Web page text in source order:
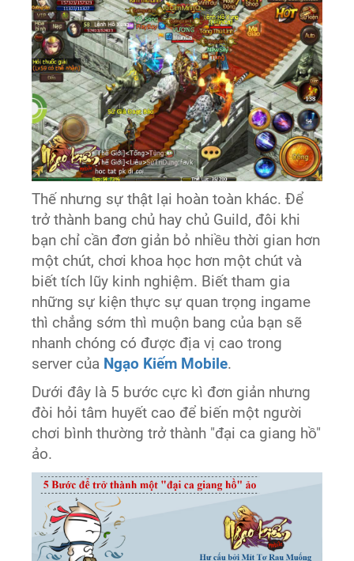
Thế nhưng sự thật lại hoàn toàn khác. Để
trở thành bang chủ hay chủ Guild, đôi khi
bạn chỉ cần đơn giản bỏ nhiều thời gian hơn
một chút, chơi khoa học hơn một chút và
biết tích lũy kinh nghiệm. Biết tham gia
những sự kiện thực sự quan trọng ingame
thì chẳng sớm thì muộn bang của bạn sẽ
nhanh chóng có được địa vị cao trong
server của Ngạo Kiếm Mobile.
Dưới đây là 5 bước cực kì đơn giản nhưng
đòi hỏi tâm huyết cao để biến một người
chơi bình thường trở thành "đại ca giang hồ"
ảo.